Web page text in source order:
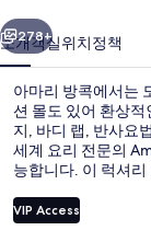
진
갤
러
리
다음
278+
소개객실위치정책
아마리 방콕에서는
션 몰도 있어 환상
지, 바디 랩, 반사요
세계 요리 전문의
능합니다. 이 럭셔
및 아침 식사에 굉장
이용하기가 편리해
VIP Access